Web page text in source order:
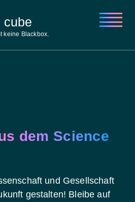
cube
keine Blackbox.
dem Science
und Gesellschaft
gestalten! Bleibe auf